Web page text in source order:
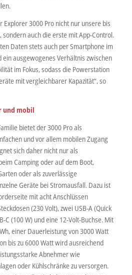
Explorer 3000 Pro nicht nur unsere bis
auch die erste mit App-Control.
Daten stets auch per Smartphone im
ausgewogenes Verhältnis zwischen
im Fokus, sodass die Powerstation
mit vergleichbarer Kapazität“, so
und mobil
bietet der 3000 Pro als
und vor allem mobilen Zugang
sich daher nicht nur als
Camping oder auf dem Boot,
oder als zuverlässige
Geräte bei Stromausfall. Dazu ist
mit acht Anschlüssen
(230 Volt), zwei USB-A (Quick
C (100 W) und eine 12-Volt-Buchse. Mit
einer Dauerleistung von 3000 Watt
bis zu 6000 Watt wird ausreichend
Abnehmer wie
oder Kühlschränke zu versorgen.